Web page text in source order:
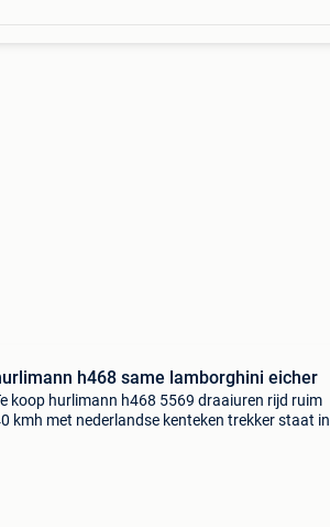
hurlimann h468 same lamborghini eicher
koop hurlimann h468 5569 draaiuren rijd ruim
kmh met nederlandse kenteken trekker staat in